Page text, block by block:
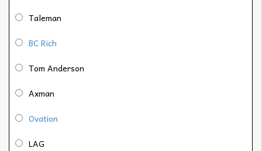
Taleman
BC Rich
Tom Anderson
Axman
Ovation
LAG